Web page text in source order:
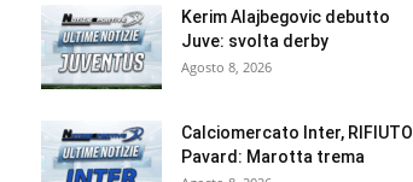
Kerim Alajbegovic debutto
Juve: svolta derby
Agosto 8, 2026
Calciomercato Inter, RIFIUTO
Pavard: Marotta trema